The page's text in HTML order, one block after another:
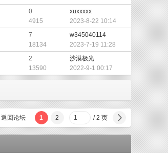
0
4915
xuxxxxx
2023-8-22 10:14
7
18134
w345040114
2023-7-19 11:28
2
13590
沙漠极光
2022-9-1 00:17
1 2 / 2 页
下一
返回论坛